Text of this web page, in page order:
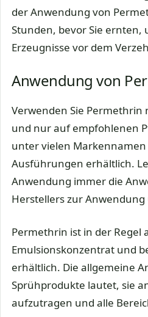
der Anwendung von
Stunden, bevor Sie ernten,
Erzeugnisse vor dem
Anwendung von
Verwenden Sie
und nur auf empfohlenen
unter vielen
Ausführungen erhältlich.
Anwendung immer die
Herstellers zur
Permethrin ist in der Regel
Emulsionskonzentrat und
erhältlich. Die allgemeine
Sprühprodukte lautet, sie
aufzutragen und alle